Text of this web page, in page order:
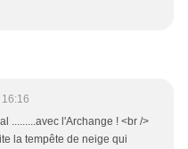
.........avec l'Archange ! <br />
la tempête de neige qui